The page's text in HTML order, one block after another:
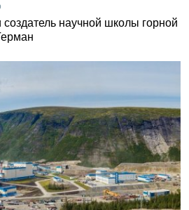
создатель научной школы горной